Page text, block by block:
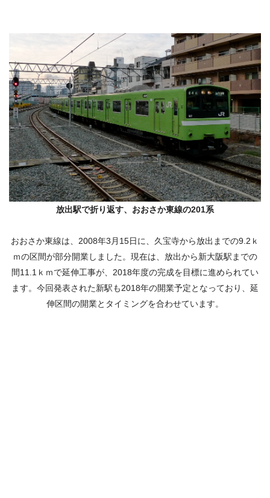
放出駅で折り返す、おおさか東線の201系
おおさか東線は、2008年3月15日に、久宝寺から放出までの9.2ｋ
ｍの区間が部分開業しました。現在は、放出から新大阪駅までの
間11.1ｋｍで延伸工事が、2018年度の完成を目標に進められてい
ます。今回発表された新駅も2018年の開業予定となっており、延
伸区間の開業とタイミングを合わせています。